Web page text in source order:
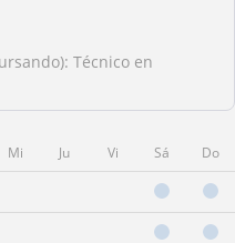
Técnico en
Mi Ju Vi Sá Do